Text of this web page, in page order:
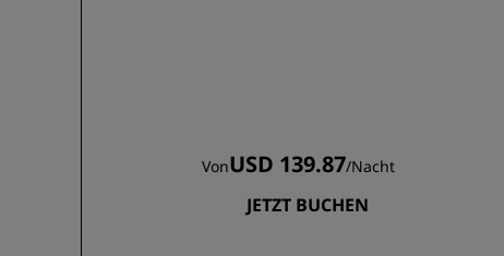
VonUSD 139.87/Nacht
JETZT BUCHEN